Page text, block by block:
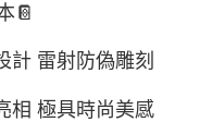
📔
計 雷射防偽雕刻
相 極具時尚美感